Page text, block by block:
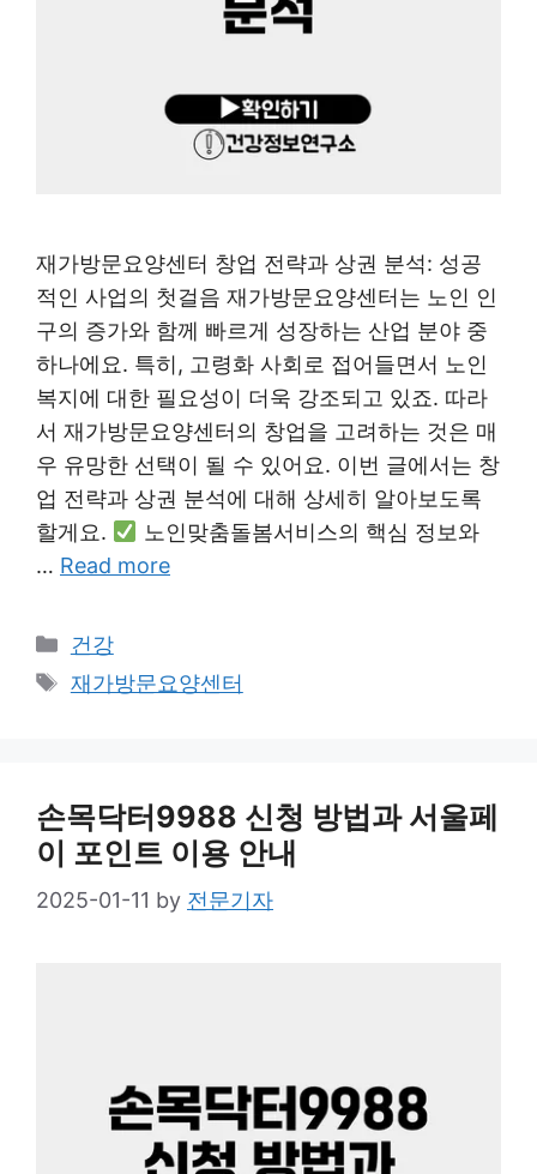
재가방문요양센터 창업 전략과 상권 분석: 성공
적인 사업의 첫걸음 재가방문요양센터는 노인 인
구의 증가와 함께 빠르게 성장하는 산업 분야 중
하나에요. 특히, 고령화 사회로 접어들면서 노인
복지에 대한 필요성이 더욱 강조되고 있죠. 따라
서 재가방문요양센터의 창업을 고려하는 것은 매
우 유망한 선택이 될 수 있어요. 이번 글에서는 창
업 전략과 상권 분석에 대해 상세히 알아보도록
할게요.
노인맞춤돌봄서비스의 핵심 정보와
… Read more
Categories
건강
Tags
재가방문요양센터
손목닥터9988 신청 방법과 서울페
이 포인트 이용 안내
2025-01-11 by 전문기자